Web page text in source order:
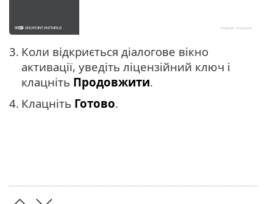
3. Коли відкриється діалогове вікно
активації, уведіть ліцензійний ключ і
клацніть Продовжити.
4. Клацніть Готово.